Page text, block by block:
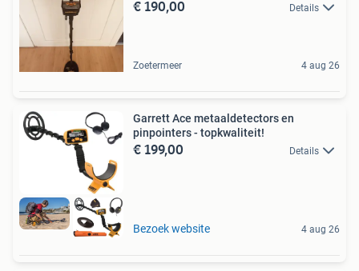
€ 190,00 Details
Zoetermeer 4 aug 26
Garrett Ace metaaldetectors en
pinpointers - topkwaliteit!
€ 199,00 Details
Bezoek website 4 aug 26